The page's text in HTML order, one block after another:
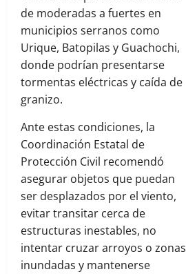
de moderadas a fuertes en
municipios serranos como
Urique, Batopilas y Guachochi,
donde podrían presentarse
tormentas eléctricas y caída de
granizo.
Ante estas condiciones, la
Coordinación Estatal de
Protección Civil recomendó
asegurar objetos que puedan
ser desplazados por el viento,
evitar transitar cerca de
estructuras inestables, no
intentar cruzar arroyos o zonas
inundadas y mantenerse